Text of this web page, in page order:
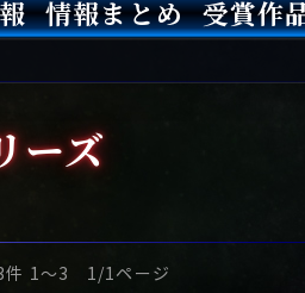
情報まとめ 受賞作
ーズ
件 1〜3 1/1ページ